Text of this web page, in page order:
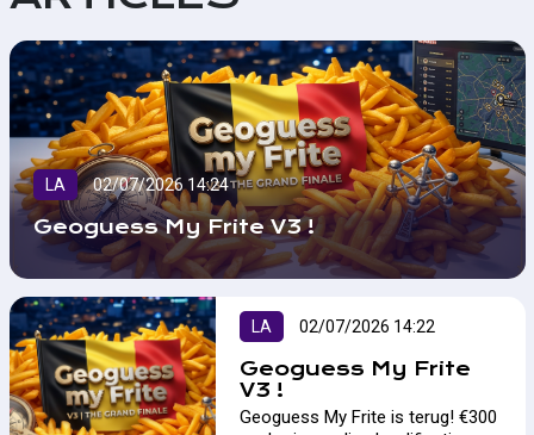
LA 02/07/2026 14:24
Geoguess My Frite V3 !
LA 02/07/2026 14:22
Geoguess My Frite
V3 !
Geoguess My Frite is terug! €300